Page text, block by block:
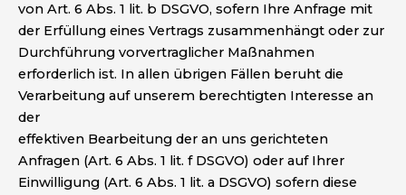
von Art. 6 Abs. 1 lit. b DSGVO, sofern Ihre Anfrage mit
der Erfüllung eines Vertrags zusammenhängt oder zur
Durchführung vorvertraglicher Maßnahmen
erforderlich ist. In allen übrigen Fällen beruht die
Verarbeitung auf unserem berechtigten Interesse an
der
effektiven Bearbeitung der an uns gerichteten
Anfragen (Art. 6 Abs. 1 lit. f DSGVO) oder auf Ihrer
Einwilligung (Art. 6 Abs. 1 lit. a DSGVO) sofern diese